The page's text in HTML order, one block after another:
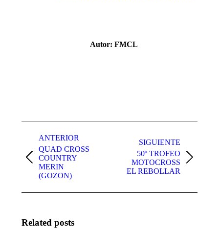
Autor: FMCL
entre
publicaciones
ANTERIOR
Publicación
anterior:
QUAD CROSS
COUNTRY
MERIN
(GOZON)
SIGUIENTE
Publicación
siguiente:
50º TROFEO
MOTOCROSS
EL REBOLLAR
Related posts